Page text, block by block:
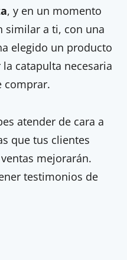
, y en un momento
similar a ti, con una
elegido un producto
catapulta necesaria
comprar.
atender de cara a
que tus clientes
mejorarán.
testimonios de